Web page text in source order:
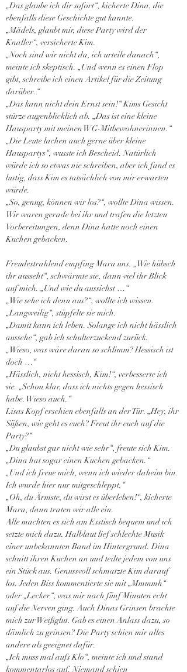
„Das glaube ich dir sofort“, kicherte Dina, die
ebenfalls diese Geschichte gut kannte.
„Mädels, glaubt mir, diese Party wird der
Knaller“, versicherte Kim.
„Noch sind wir nicht da, ich urteile danach“,
meinte ich skeptisch. „Und wenn es einen Flop
gibt, schreibe ich einen Artikel für die Zeitung
darüber.“
„Das kann nicht dein Ernst sein!“ Kims Gesicht
stürze augenblicklich ab. „Das ist eine kleine
Hausparty mit meinen WG-Mitbewohnerinnen.“
„Die Leute lachen auch gerne über kleine
Hauspartys“, wusste ich Bescheid. Natürlich
würde ich so etwas nie schreiben, aber ich fand es
lustig, dass Kim es tatsächlich von mir erwarten
würde.
„So, genug, können wir los?“, wollte Dina wissen.
Wir waren gerade bei ihr und trafen die letzten
Vorbereitungen, denn Dina hatte noch einen
Kuchen gebacken.
Freudestrahlend empfing Mara uns. „Wie hübsch
ihr ausseht“, schwärmte sie, dann viel ihr Blick
auf mich. „Und wie du aussiehst …“
„Wie sehe ich denn aus?“, wollte ich wissen.
„Langweilig“, stüpfelte sie mich.
„Damit kann ich leben. Solange ich nicht hässlich
aussehe“, gab ich schulterzuckend zurück.
„Wieso, was wäre daran so schlimm? Hessisch ist
doch …“
„Hässlich, nicht hessisch, Kim!“, verbesserte ich
sie. „Schon klar, dass ich nichts gegen hessisch
habe. Wieso auch.“
Lisas Kopf erschien ebenfalls an der Tür. „Hey, ihr
Süßen, wie geht es euch? Freut ihr euch auf die
Party?“
„Du glaubst gar nicht wie sehr“, freute sich Kim.
„Dina hat sogar einen Kuchen gebacken.“
„Und ich freue mich, wenn ich wieder daheim bin.
Ich wurde hier nur mitgeschleppt.“
„Oh, du Ärmste, du wirst es überleben!“, kicherte
Mara, dann traten wir alle ein.
Alle machten es sich am Esstisch bequem und ich
setzte mich dazu. Halblaut lief schlechte Musik
einer unbekannten Band im Hintergrund. Dina
schnitt ihren Kuchen an und teilte jedem von uns
ein Stück aus. Genussvoll schmatzte Kim darauf
los. Jeden Biss kommentierte sie mit „Mmmmh“
oder „Lecker“, was mir nach fünf Minuten echt
auf die Nerven ging. Auch Dinas Grinsen brachte
mich zur Weißglut. Gab es einen Anlass dazu, so
dämlich zu grinsen? Die Party schien mir alles
andere als geeignet dafür.
„Ich muss mal aufs Klo“, meinte ich und stand
kommentarlos auf. Niemand schien